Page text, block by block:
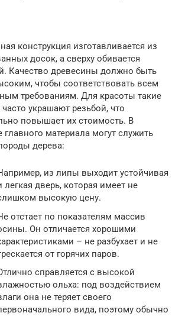
конструкция изготавливается из
досок, а сверху обивается
Качество древесины должно быть
чтобы соответствовать всем
требованиям. Для красоты такие
украшают резьбой, что
повышает их стоимость. В
главного материала могут служить
дерева:
из липы выходит устойчивая
легкая дверь, которая имеет не
высокую цену.
отстает по показателям массив
Он отличается хорошими
– не разбухает и не
от горячих паров.
справляется с высокой
ольха: под воздействием
она не теряет своего
вида, поэтому обычно